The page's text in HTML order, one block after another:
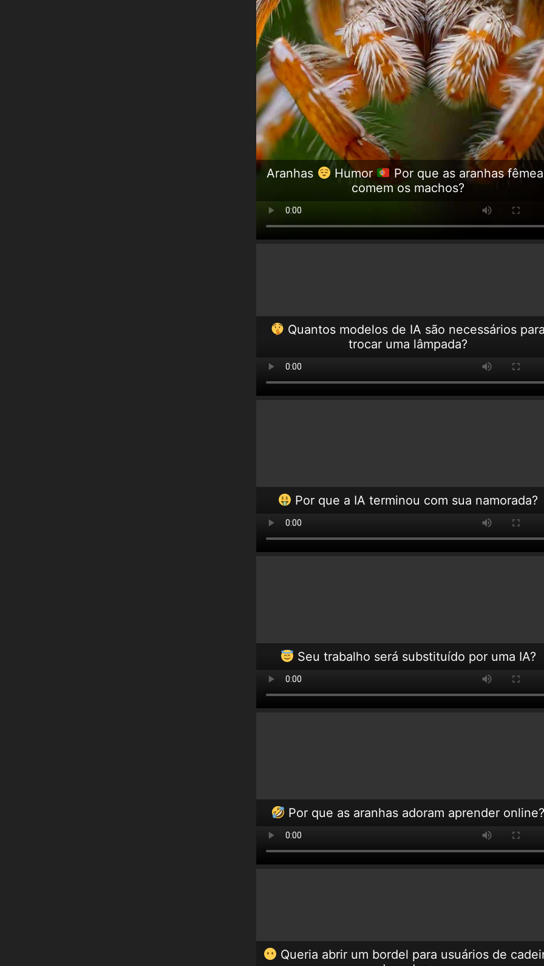
Aranhas Humor
Por que as aranhas
comem os machos?
Quantos modelos de IA são necessários
trocar uma lâmpada?
Por que a IA terminou com sua namorada?
Seu trabalho será substituído por uma IA?
Por que as aranhas adoram aprender
Queria abrir um bordel para usuários de